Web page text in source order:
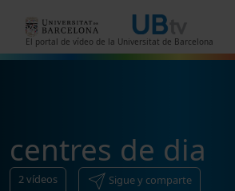
El portal de vídeo de la Universitat de Barcelona
centres de dia
2vídeos Sigue y comparte